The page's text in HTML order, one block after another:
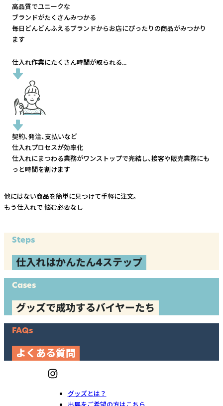
高品質でユニークな
ブランドがたくさんみつかる
毎日どんどんふえるブランドからお店にぴったりの商品がみつかり
ます
仕入れ作業にたくさん時間が取られる...
契約、発注、支払いなど
仕入れプロセスが効率化
仕入れにまつわる業務がワンストップで完結し、接客や販売業務にも
っと時間を割けます
他にはない商品を簡単に見つけて手軽に注文。
もう仕入れで 悩む必要なし
Steps
仕入れはかんたん4ステップ
Cases
グッズで成功するバイヤーたち
FAQs
よくある質問
グッズとは？